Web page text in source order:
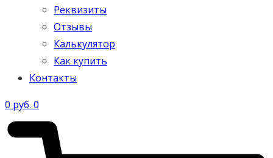
Реквизиты
Отзывы
Калькулятор
Как купить
Контакты
0 руб. 0